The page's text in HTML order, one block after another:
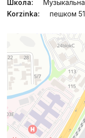
Школа:
Korzinka:
пешком